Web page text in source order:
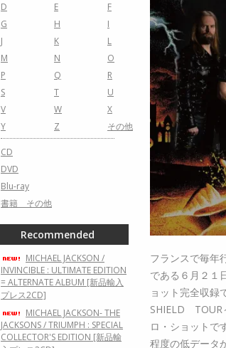
フランスで毎年
である６月２１
ョット完全収録
SHIELD TOUR
ロ・ショットで
程度の低データ
D
E
F
G
H
I
J
K
L
M
N
O
P
Q
R
S
T
U
V
W
X
Y
Z その他
CD
DVD
Blu-ray
書籍 その他
Recommended
MICHAEL JACKSON /
INVINCIBLE : ULTIMATE EDITION
= ALTERNATE ALBUM [新品輸入
プレス2CD]
MICHAEL JACKSON- THE
JACKSONS / TRIUMPH : SPECIAL
COLLECTOR'S EDITION [新品輸